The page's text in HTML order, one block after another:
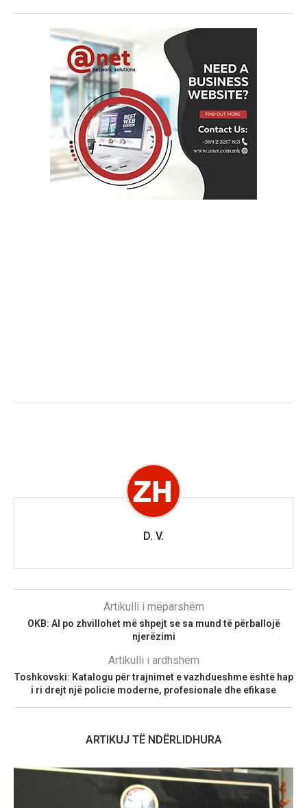
D. V.
Artikulli i mëparshëm
OKB: Al po zhvillohet më shpejt se sa mund të përballojë
njerëzimi
Artikulli i ardhshëm
Toshkovski: Katalogu për trajnimet e vazhdueshme është hap
i ri drejt një policie moderne, profesionale dhe efikase
ARTIKUJ TË NDËRLIDHURA